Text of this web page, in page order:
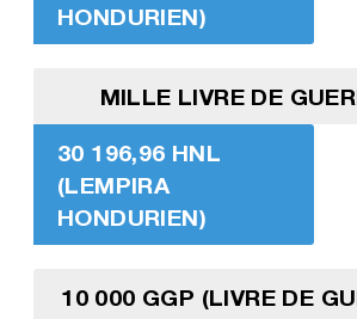
HONDURIEN)
MILLE LIVRE DE
30 196,96 HNL
(LEMPIRA
HONDURIEN)
10 000 GGP (LIVRE DE